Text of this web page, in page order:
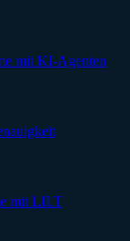
mit KI-Agenten
mit LILT